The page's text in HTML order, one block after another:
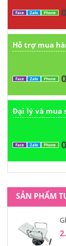
Face Zalo Phone
Hỗ trợ mua
Face Zalo Phone
Đại lý và mua
Face Zalo Phone
SẢN PHẨM